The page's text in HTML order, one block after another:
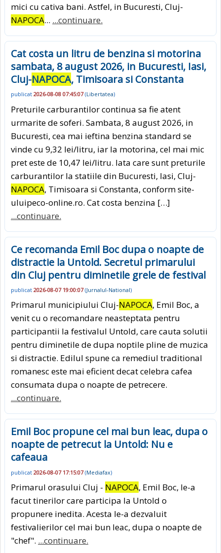
mici cu cativa bani. Astfel, in Bucuresti, Cluj-
NAPOCA... ...continuare.
Cat costa un litru de benzina si motorina
sambata, 8 august 2026, in Bucuresti, Iasi,
Cluj-NAPOCA, Timisoara si Constanta
publicat 2026-08-08 07:45:07(Libertatea)
Preturile carburantilor continua sa fie atent
urmarite de soferi. Sambata, 8 august 2026, in
Bucuresti, cea mai ieftina benzina standard se
vinde cu 9,32 lei/litru, iar la motorina, cel mai mic
pret este de 10,47 lei/litru. Iata care sunt preturile
carburantilor la statiile din Bucuresti, Iasi, Cluj-
NAPOCA, Timisoara si Constanta, conform site-
uluipeco-online.ro. Cat costa benzina […]
...continuare.
Ce recomanda Emil Boc dupa o noapte de
distractie la Untold. Secretul primarului
din Cluj pentru diminetile grele de festival
publicat 2026-08-07 19:00:07(Jurnalul-National)
Primarul municipiului Cluj-NAPOCA, Emil Boc, a
venit cu o recomandare neasteptata pentru
participantii la festivalul Untold, care cauta solutii
pentru diminetile de dupa noptile pline de muzica
si distractie. Edilul spune ca remediul traditional
romanesc este mai eficient decat celebra cafea
consumata dupa o noapte de petrecere.
...continuare.
Emil Boc propune cel mai bun leac, dupa o
noapte de petrecut la Untold: Nu e
cafeaua
publicat 2026-08-07 17:15:07(Mediafax)
Primarul orasului Cluj - NAPOCA, Emil Boc, le-a
facut tinerilor care participa la Untold o
propunere inedita. Acesta le-a dezvaluit
festivalierilor cel mai bun leac, dupa o noapte de
"chef". ...continuare.